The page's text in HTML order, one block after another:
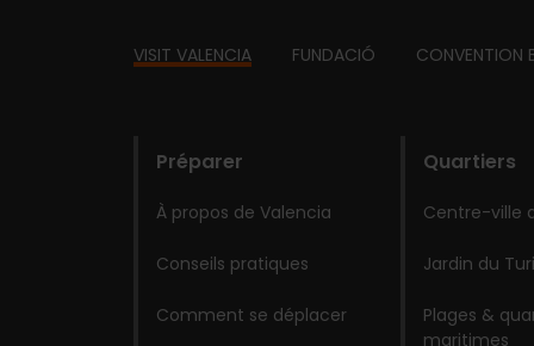
Footer
VISIT VALENCIA FUNDACIÓ CONVENTION
Préparer
À propos de Valencia
Conseils pratiques
Comment se déplacer
Quartiers
Centre-ville
Jardin du
Plages &
maritimes